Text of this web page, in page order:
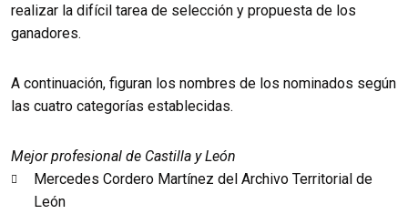
realizar la difícil tarea de selección y propuesta de los
ganadores.
A continuación, figuran los nombres de los nominados según
las cuatro categorías establecidas.
Mejor profesional de Castilla y León
Mercedes Cordero Martínez del Archivo Territorial de
León